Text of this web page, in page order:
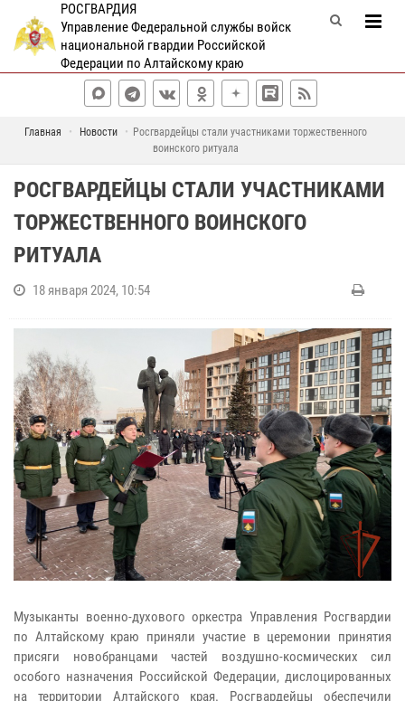
РОСГВАРДИЯ
Управление Федеральной службы войск
национальной гвардии Российской
Федерации по Алтайскому краю
Главная Новости
Росгвардейцы стали участниками торжественного
воинского ритуала
РОСГВАРДЕЙЦЫ СТАЛИ УЧАСТНИКАМИ
ТОРЖЕСТВЕННОГО ВОИНСКОГО
РИТУАЛА
18 января 2024, 10:54
Музыканты военно-духового оркестра Управления Росгвардии
по Алтайскому краю приняли участие в церемонии принятия
присяги новобранцами частей воздушно-космических сил
особого назначения Российской Федерации, дислоцированных
на территории Алтайского края. Росгвардейцы обеспечили